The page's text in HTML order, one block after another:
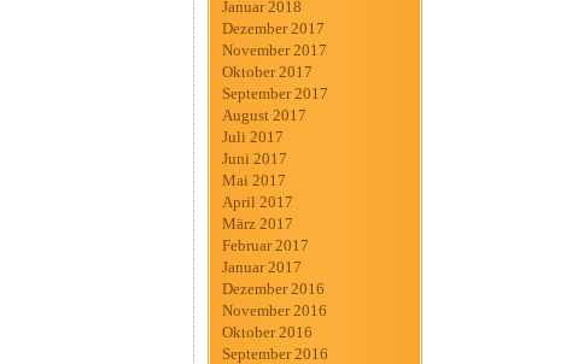
Januar 2018
Dezember 2017
November 2017
Oktober 2017
September 2017
August 2017
Juli 2017
Juni 2017
Mai 2017
April 2017
März 2017
Februar 2017
Januar 2017
Dezember 2016
November 2016
Oktober 2016
September 2016